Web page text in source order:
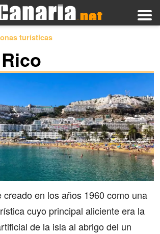
turísticas
creado en los años 1960 como una
cuyo principal aliciente era la
de la isla al abrigo del un